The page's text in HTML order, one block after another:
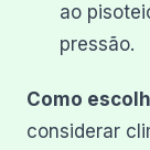
ao
pressão.
Como
considerar